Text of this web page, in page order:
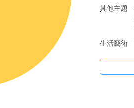
其他主題
生活藝術